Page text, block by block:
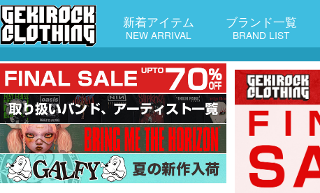
新着アイテム
NEW ARRIVAL
ブランド一覧
BRAND LIST